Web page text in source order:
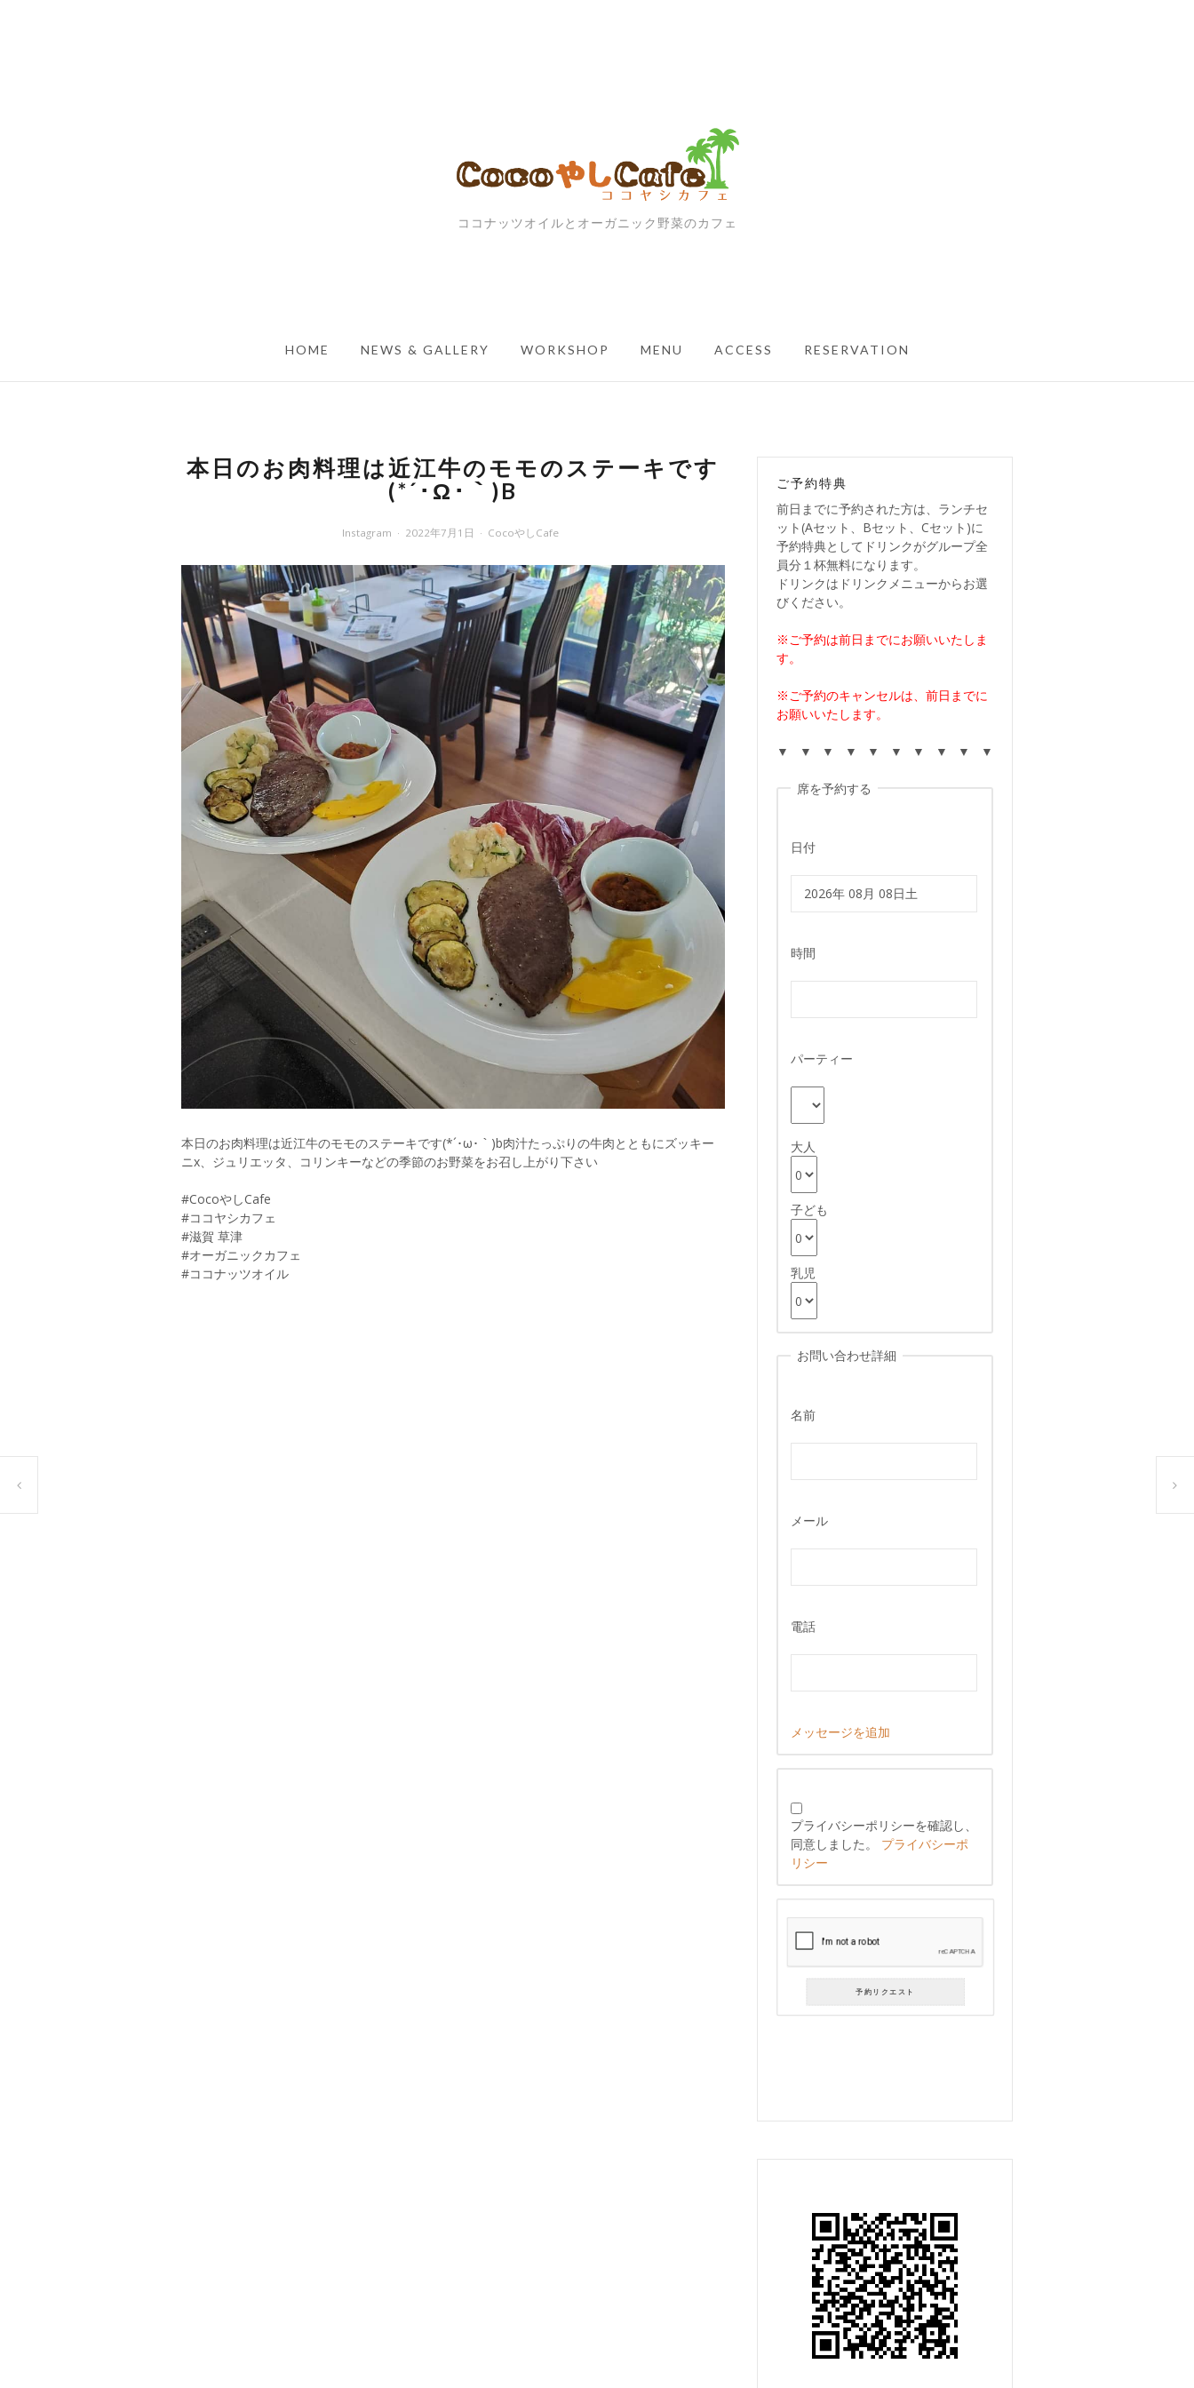
ココナッツオイルとオーガニック野菜のカフェ
HOME NEWS & GALLERY WORKSHOP MENU ACCESS RESERVATION
本日のお肉料理は近江牛のモモのステーキです
(*´･Ω･｀)B
Instagram 2022年7月1日 CocoやしCafe
本日のお肉料理は近江牛のモモのステーキです(*´･ω･｀)b肉汁たっぷりの牛肉とともにズッキー
ニx、ジュリエッタ、コリンキーなどの季節のお野菜をお召し上がり下さい
#CocoやしCafe
#ココヤシカフェ
#滋賀 草津
#オーガニックカフェ
#ココナッツオイル
奇跡
ご予約特典
前日までに予約された方は、ランチセ
ット(Aセット、Bセット、Cセット)に
予約特典としてドリンクがグループ全
員分１杯無料になります。
ドリンクはドリンクメニューからお選
びください。
※ご予約は前日までにお願いいたしま
す。
※ご予約のキャンセルは、前日までに
お願いいたします。
▼ ▼ ▼ ▼ ▼ ▼ ▼ ▼ ▼ ▼
席を予約する
日付
時間
パーティー
大人
子ども
乳児
お問い合わせ詳細
名前
メール
電話
メッセージを追加
プライバシーポリシーを確認し、
同意しました。 プライバシーポ
リシー
予約リクエスト